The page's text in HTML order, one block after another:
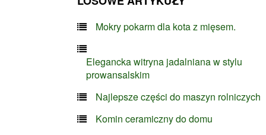
Mokry pokarm dla kota z mięsem.
Elegancka witryna jadalniana w stylu
prowansalskim
Najlepsze części do maszyn rolniczych
Komin ceramiczny do domu